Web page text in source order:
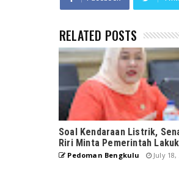
RELATED POSTS
Soal Kendaraan Listrik,
Riri Minta Pemerintah
Pedoman Bengkulu July 18,